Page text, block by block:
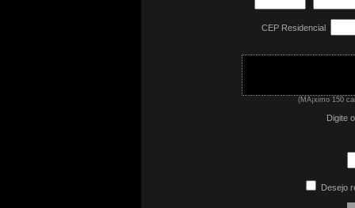
CEP Residencial
(MÃ¡ximo 150
Digite
Desejo